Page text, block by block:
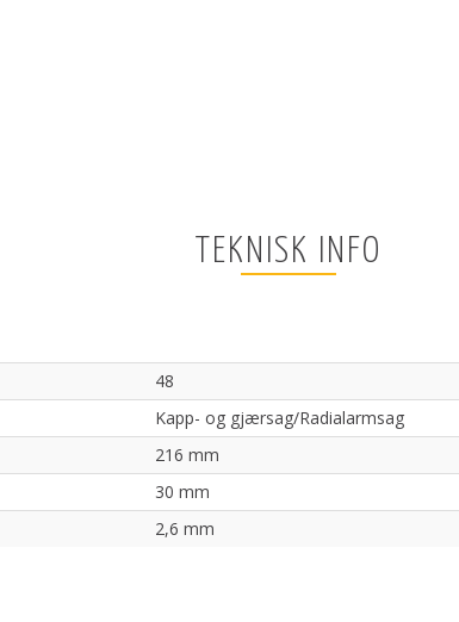
TEKNISK INFO
48
Kapp- og gjærsag/Radialarmsag
216 mm
30 mm
2,6 mm